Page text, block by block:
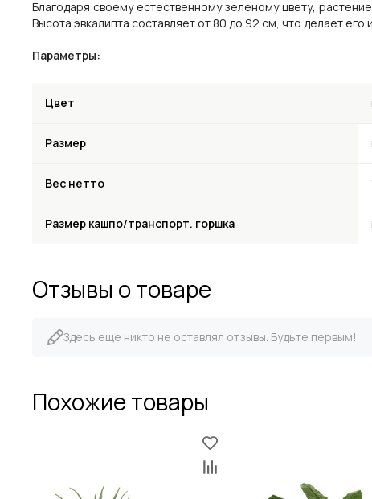
Благодаря своему естественному зеленому цвету,
Высота эвкалипта составляет от 80 до 92 см, что делает
Параметры:
Цвет
Размер
Вес нетто
Размер кашпо/транспорт. горшка
Отзывы о товаре
Здесь еще никто не оставлял отзывы. Будьте первым!
Похожие товары